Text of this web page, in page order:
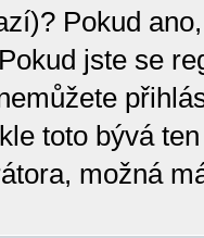
Pokud
jste se
toto bývá
možná